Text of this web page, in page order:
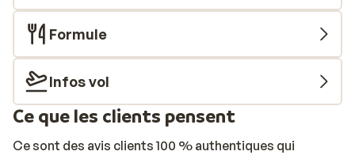
Formule
Infos vol
Ce que les clients pensent
Ce sont des avis clients 100 % authentiques qui